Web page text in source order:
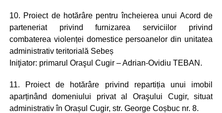
10. Proiect de hotărâre pentru încheierea unui Acord de
parteneriat privind furnizarea serviciilor privind
combaterea violenței domestice persoanelor din unitatea
administrativ teritorială Sebeș
Iniţiator: primarul Oraşul Cugir – Adrian-Ovidiu TEBAN.
11. Proiect de hotărâre privind repartiția unui imobil
aparținând domeniului privat al Oraşului Cugir, situat
administrativ în Orașul Cugir, str. George Coșbuc nr. 8.